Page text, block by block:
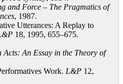
and Force – The Pragmatics of
, 1987.
Utterances: A Replay to
18, 1995, 655–675.
Acts: An Essay in the Theory of
Work. L&P 12,